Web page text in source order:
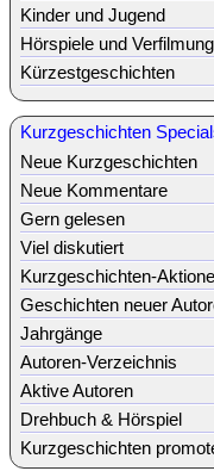
Kinder und Jugend
Hörspiele und
Kürzestgeschichten
Kurzgeschichten
Neue Kurzgeschichten
Neue Kommentare
Gern gelesen
Viel diskutiert
Kurzgeschichten-
Geschichten neuer
Jahrgänge
Autoren-Verzeichnis
Aktive Autoren
Drehbuch & Hörspiel
Kurzgeschichten